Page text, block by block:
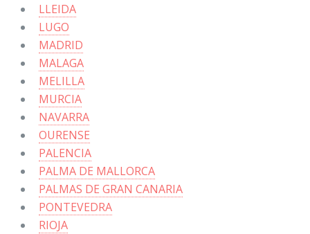
LLEIDA
LUGO
MADRID
MALAGA
MELILLA
MURCIA
NAVARRA
OURENSE
PALENCIA
PALMA DE MALLORCA
PALMAS DE GRAN CANARIA
PONTEVEDRA
RIOJA